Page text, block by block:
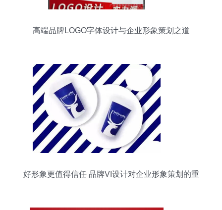
高端品牌LOGO字体设计与企业形象策划之道
好形象更值得信任 品牌VI设计对企业形象策划的重